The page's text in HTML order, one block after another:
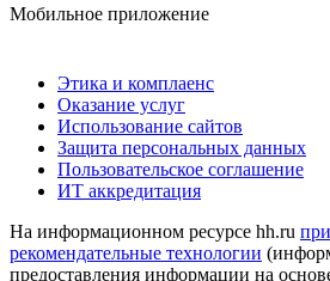
Мобильное приложение
Этика и комплаенс
Оказание услуг
Использование сайтов
Защита персональных данных
Пользовательское соглашение
ИТ аккредитация
На информационном ресурсе hh.ru
рекомендательные технологии
предоставления информации на